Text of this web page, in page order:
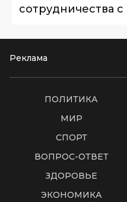
сотрудничества
Реклама
ПОЛИТИКА
МИР
СПОРТ
ВОПРОС-ОТВЕТ
ЗДОРОВЬЕ
ЭКОНОМИКА